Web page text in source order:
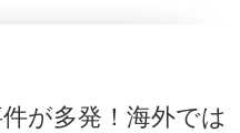
が多発！海外では